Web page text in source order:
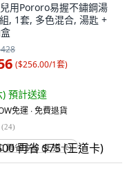
用Pororo易握不鏽鋼湯
, 1套, 多色混合, 湯匙 +
($256.00/1套)
) 預計送達
免運 ∙ 免費退貨
(24)
再省 $75 (王道卡)